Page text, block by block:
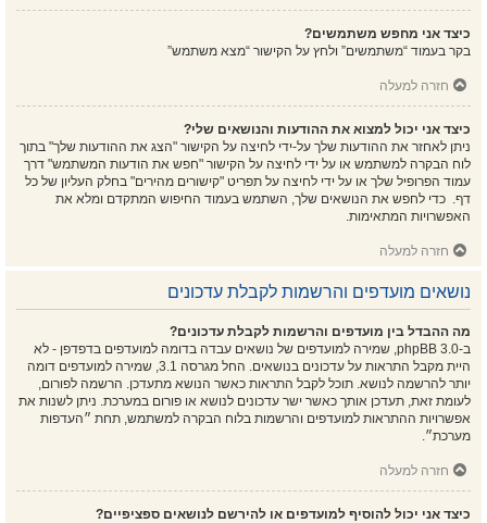
כיצד אני מחפש משתמשים?
בקר בעמוד “משתמשים” ולחץ על הקישור “מצא משתמש”
חזרה למעלה
כיצד אני יכול למצוא את ההודעות והנושאים שלי?
ניתן לאחזר את ההודעות שלך על-ידי לחיצה על הקישור "הצג את ההודעות שלך" בתוך
לוח הבקרה למשתמש או על ידי לחיצה על הקישור "חפש את הודעות המשתמש" דרך
עמוד הפרופיל שלך או על ידי לחיצה על תפריט "קישורים מהירים" בחלק העליון של כל
דף. כדי לחפש את הנושאים שלך, השתמש בעמוד החיפוש המתקדם ומלא את
האפשרויות המתאימות.
חזרה למעלה
נושאים מועדפים והרשמות לקבלת עדכונים
מה ההבדל בין מועדפים והרשמות לקבלת עדכונים?
ב-phpBB 3.0, שמירה למועדפים של נושאים עבדה בדומה למועדפים בדפדפן - לא
היית מקבל התראות על עדכונים בנושאים. החל מגרסה 3.1, שמירה למועדפים דומה
יותר להרשמה לנושא. תוכל לקבל התראות כאשר הנושא מתעדכן. הרשמה לפורום,
לעומת זאת, תעדכן אותך כאשר ישר עדכונים לנושא או פורום במערכת. ניתן לשנות את
אפשרויות ההתראות למועדפים והרשמות בלוח הבקרה למשתמש, תחת ״העדפות
מערכת״.
חזרה למעלה
כיצד אני יכול להוסיף למועדפים או להירשם לנושאים ספציפיים?